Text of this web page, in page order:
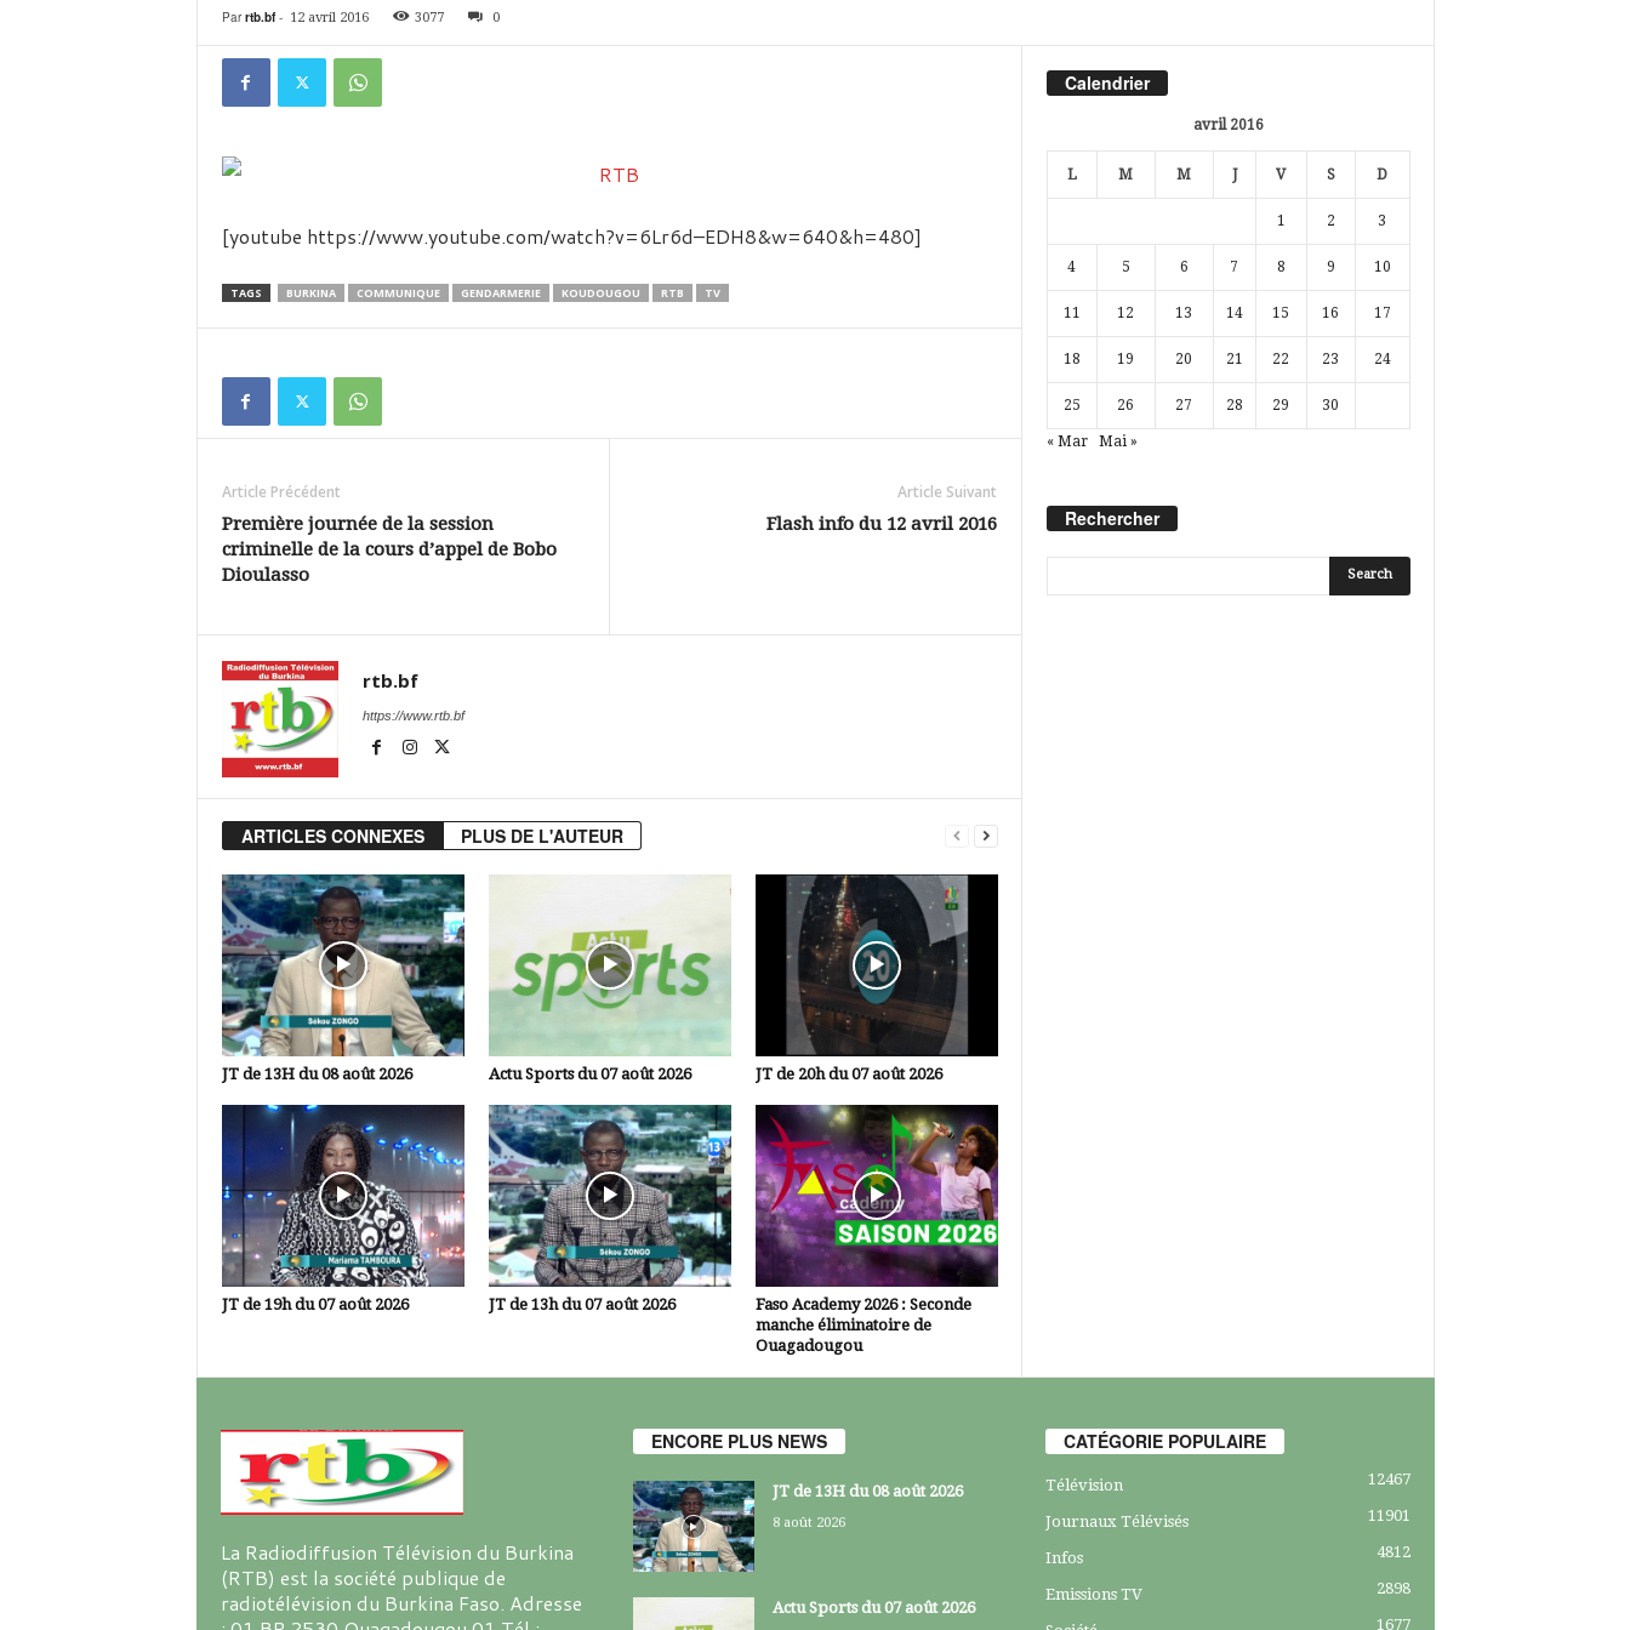
i
i
Par rtb.bf- 12 avril 2016 3077 0
[youtube https://www.youtube.com/watch?v=6Lr6d–EDH8&w=640&h=480]
TAGS BURKINA COMMUNIQUE GENDARMERIE KOUDOUGOU RTB TV
Article Précédent
Première journée de la session
criminelle de la cours d’appel de Bobo
Dioulasso
Article Suivant
Flash info du 12 avril 2016
rtb.bf
https://www.rtb.bf
ARTICLES CONNEXES PLUS DE L'AUTEUR
JT de 13H du 08 août 2026 Actu Sports du 07 août 2026 JT de 20h du 07 août 2026
JT de 19h du 07 août 2026 JT de 13h du 07 août 2026
Faso Academy 2026 : Seconde
manche éliminatoire de
Ouagadougou
Calendrier
avril 2016
L M M J V S D
1 2 3
4 5 6 7 8 9 10
11 12 13 14 15 16 17
18 19 20 21 22 23 24
25 26 27 28 29 30
« Mar Mai »
Rechercher
La Radiodiffusion Télévision du Burkina
(RTB) est la société publique de
radiotélévision du Burkina Faso. Adresse
ENCORE PLUS NEWS
JT de 13H du 08 août 2026
8 août 2026
Actu Sports du 07 août 2026
CATÉGORIE POPULAIRE
Télévision 12467
Journaux Télévisés 11901
Infos 4812
Emissions TV 2898
1677